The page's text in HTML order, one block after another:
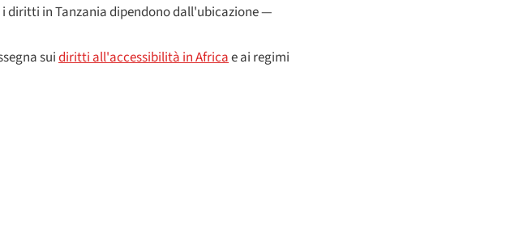
diritti in Tanzania dipendono dall'ubicazione —
suidiritti all'accessibilità in Africae ai regimi